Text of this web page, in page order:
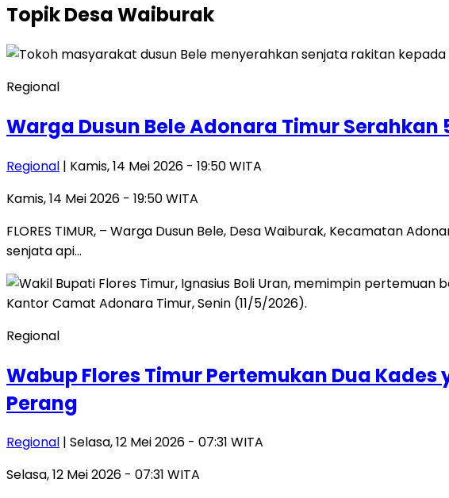
TopikDesa Waiburak
Regional
Warga Dusun Bele Adonara Timur
Regional | Kamis, 14 Mei 2026 - 19:50 WITA
Kamis, 14 Mei 2026 - 19:50 WITA
FLORES TIMUR, – Warga Dusun Bele, Desa Waiburak, Kecamatan
senjata api…
Regional
Wabup Flores Timur Pertemukan Dua
Perang
Regional | Selasa, 12 Mei 2026 - 07:31 WITA
Selasa, 12 Mei 2026 - 07:31 WITA